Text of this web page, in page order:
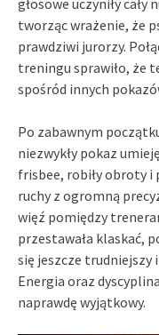
głosowe uczyniły
tworząc wrażenie, że
prawdziwi jurorzy.
treningu sprawiło, że
spośród innych
Po zabawnym
niezwykły pokaz
frisbee, robiły obroty i
ruchy z ogromną
więź pomiędzy
przestawała klaskać,
się jeszcze trudniejszy
Energia oraz
naprawdę wyjątkowy.